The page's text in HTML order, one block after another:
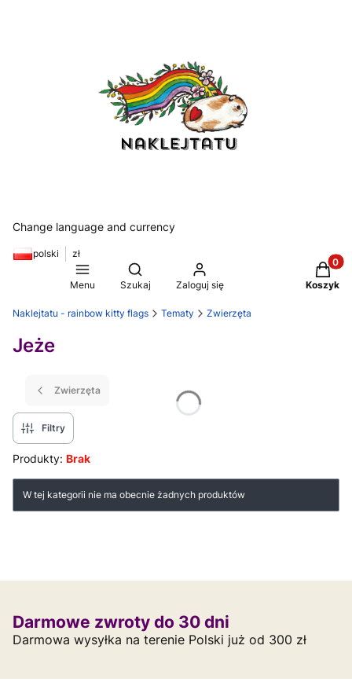
Change language and currency
polski zł
Menu
Otwórz wyszukiwarkę
Szukaj Zaloguj się Koszyk
Naklejtatu - rainbow kitty flags Tematy Zwierzęta
Jeże
Zwierzęta
Filtry
Produkty: Brak
Lista produktów
W tej kategorii nie ma obecnie żadnych produktów
Darmowe zwroty do 30 dni
Darmowa wysyłka na terenie Polski już od 300 zł